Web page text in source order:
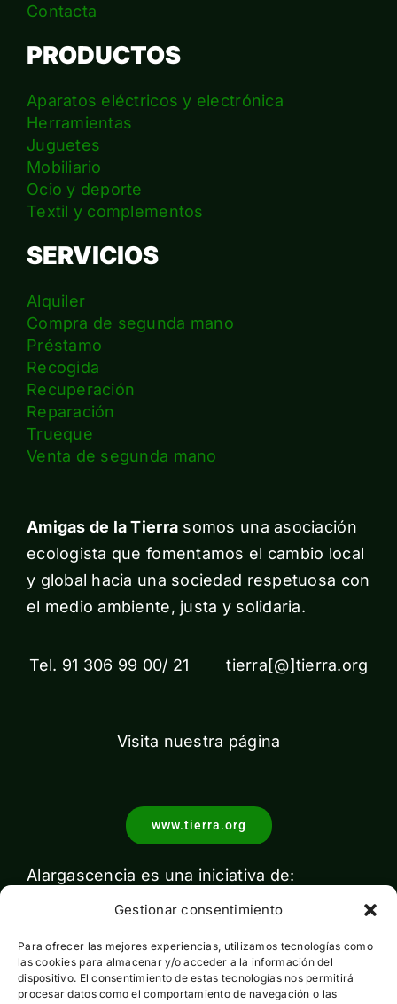
Gestionar consentimiento
Para ofrecer las mejores experiencias, utilizamos tecnologías como
las cookies para almacenar y/o acceder a la información del
dispositivo. El consentimiento de estas tecnologías nos permitirá
procesar datos como el comportamiento de navegación o las
Contacta
PRODUCTOS
Aparatos eléctricos y electrónica
Herramientas
Juguetes
Mobiliario
Ocio y deporte
Textil y complementos
SERVICIOS
Alquiler
Compra de segunda mano
Préstamo
Recogida
Recuperación
Reparación
Trueque
Venta de segunda mano
Amigas de la Tierra somos una asociación
ecologista que fomentamos el cambio local
y global hacia una sociedad respetuosa con
el medio ambiente, justa y solidaria.
Tel. 91 306 99 00/ 21 tierra[@]tierra.org
Visita nuestra página
www.tierra.org
Alargascencia es una iniciativa de: